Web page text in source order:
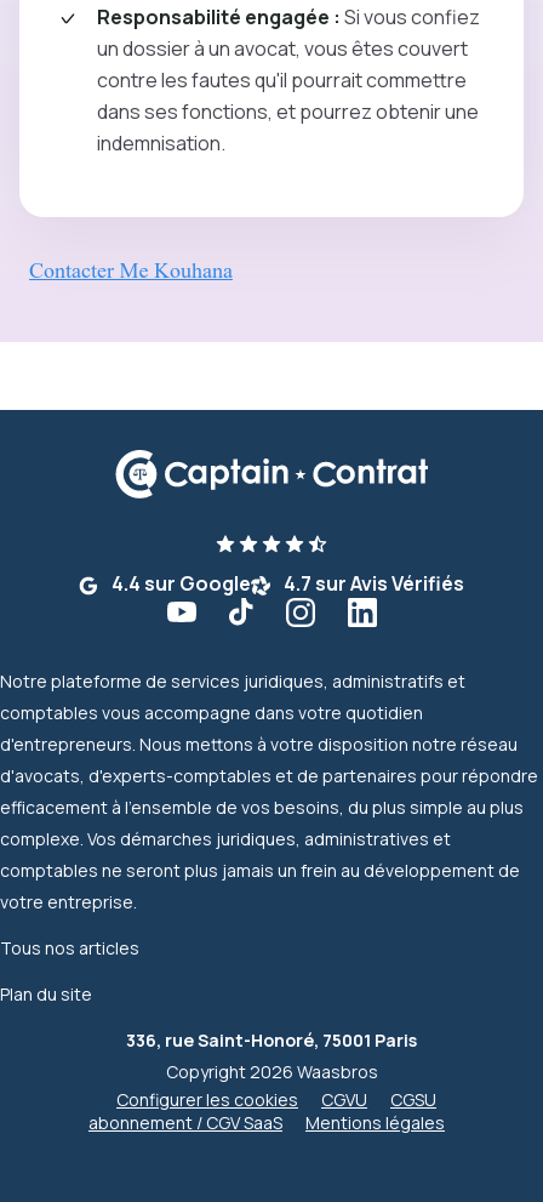
Responsabilité engagée : Si vous confiez
un dossier à un avocat, vous êtes couvert
contre les fautes qu'il pourrait commettre
dans ses fonctions, et pourrez obtenir une
indemnisation.
4.4 sur Google 4.7 sur Avis Vérifiés
Notre plateforme de services juridiques, administratifs et
comptables vous accompagne dans votre quotidien
d'entrepreneurs. Nous mettons à votre disposition notre réseau
d'avocats, d'experts-comptables et de partenaires pour répondre
efficacement à l'ensemble de vos besoins, du plus simple au plus
complexe. Vos démarches juridiques, administratives et
comptables ne seront plus jamais un frein au développement de
votre entreprise.
Tous nos articles
Plan du site
336, rue Saint-Honoré, 75001 Paris
Copyright 2026 Waasbros
Configurer les cookies
CGVU
CGSU
abonnement / CGV SaaS
Mentions légales